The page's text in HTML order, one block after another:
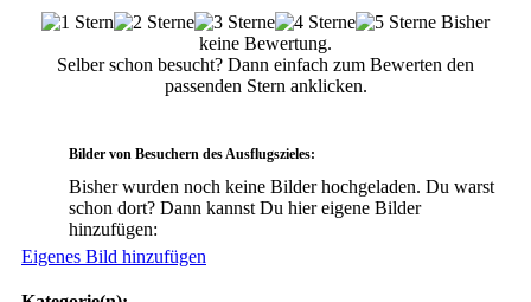
Bisher
keine Bewertung.
Selber schon besucht? Dann einfach zum Bewerten den
passenden Stern anklicken.
Bilder von Besuchern des Ausflugszieles:
Bisher wurden noch keine Bilder hochgeladen. Du warst
schon dort? Dann kannst Du hier eigene Bilder
hinzufügen:
Eigenes Bild hinzufügen